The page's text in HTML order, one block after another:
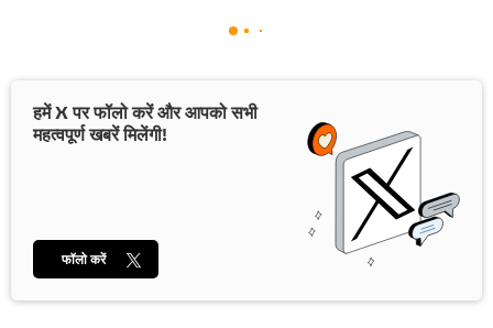
हमें X पर फॉलो करें और आपको सभी
महत्वपूर्ण खबरें मिलेंगी!
फॉलो करें